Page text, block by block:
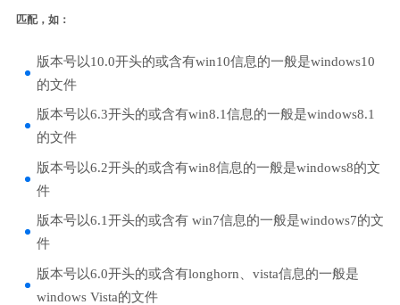
匹配，如：
版本号以10.0开头的或含有win10信息的一般是windows10
的文件
版本号以6.3开头的或含有win8.1信息的一般是windows8.1
的文件
版本号以6.2开头的或含有win8信息的一般是windows8的文
件
版本号以6.1开头的或含有 win7信息的一般是windows7的文
件
版本号以6.0开头的或含有longhorn、vista信息的一般是
windows Vista的文件